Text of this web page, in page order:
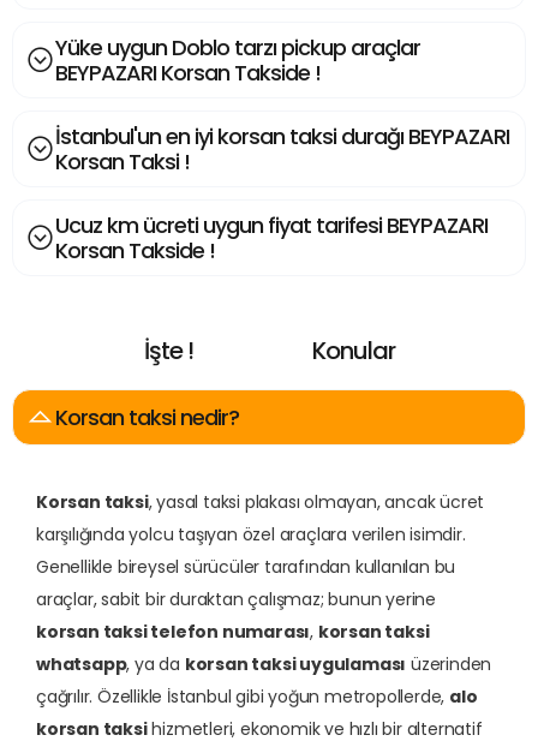
Yüke uygun Doblo tarzı pickup araçlar
BEYPAZARI Korsan Takside !
İstanbul'un en iyi korsan taksi durağı BEYPAZARI
Korsan Taksi !
Ucuz km ücreti uygun fiyat tarifesi BEYPAZARI
Korsan Takside !
İşte !
Konular
Korsan taksi nedir?
Korsan taksi, yasal taksi plakası olmayan, ancak ücret
karşılığında yolcu taşıyan özel araçlara verilen isimdir.
Genellikle bireysel sürücüler tarafından kullanılan bu
araçlar, sabit bir duraktan çalışmaz; bunun yerine
korsan taksi telefon numarası, korsan taksi
whatsapp, ya da korsan taksi uygulaması üzerinden
çağrılır. Özellikle İstanbul gibi yoğun metropollerde, alo
korsan taksihizmetleri, ekonomik ve hızlı bir alternatif